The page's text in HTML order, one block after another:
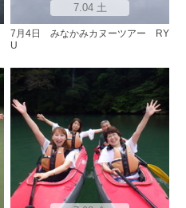
7.04 土
7月4日 みなかみカヌーツアー RY
U